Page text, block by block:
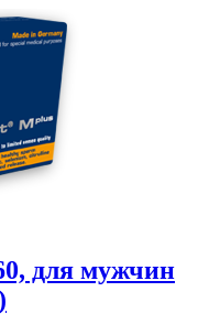
для мужчин